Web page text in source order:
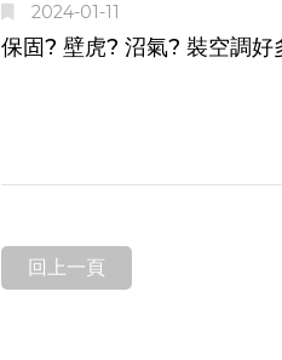
2024-01-11
保固? 壁虎? 沼氣? 裝空調
回上一頁